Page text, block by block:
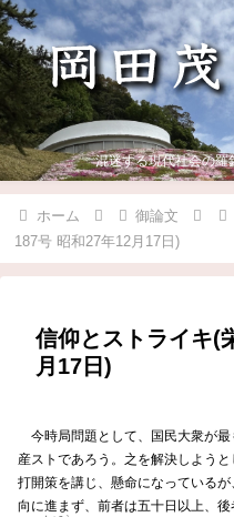
混迷する現代社会の羅
ホーム 御論文
187号 昭和27年12月17日)
信仰とストライキ(
月17日)
今時局問題として、国民大衆が
産ストであろう。之を解決しよう
打開策を講じ、懸命になっている
向に進まず、前者は五十日以上、